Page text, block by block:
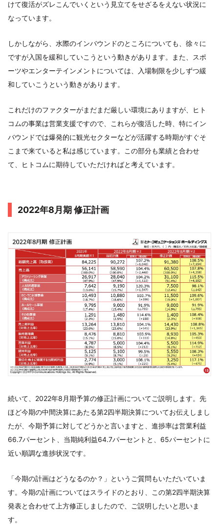
けて復活がズレこんでいくという見立てをせざるをえない状況に
なっています。
しかしながら、水際のインバウンドのところについても、徐々に
ですが入国を緩和していこうという動きがあります。また、スポ
ーツやエンターテインメントについては、入場制限を少しずつ緩
和していこうという動きがあります。
これだけのファクターがまだまだ厳しい環境にありますが、ヒト
コムの事業は営業支援ですので、これらが復活した時、特にイン
バウンドでは爆発的に観光セクターなどが活躍する時期がすぐそ
こまで来ていると私は感じています。この部分も業績と合わせ
て、ヒトコムに期待していただければと考えています。
2022年8月期 修正計画
続いて、2022年8月期予算の修正計画についてご説明します。先
ほど今期の中間決算にあたる第2四半期決算についてお伝えしまし
たが、今期予算に対してどうかと言いますと、進捗率は営業利益
66.7パーセント、当期純利益64.7パーセントと、65パーセントに
近い順調な進捗状況です。
「今期の計画はどうなるのか？」というご質問もいただいていま
す。今期の計画についてはスライドのとおり、この第2四半期決算
発表と合わせて上方修正しましたので、ご説明したいと思いま
す。